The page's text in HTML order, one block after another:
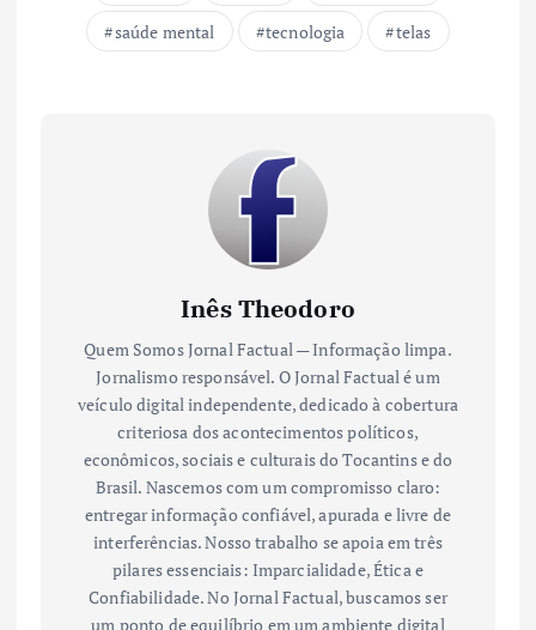
saúde mental
tecnologia telas
Inês Theodoro
Quem Somos Jornal Factual — Informação limpa.
Jornalismo responsável. O Jornal Factual é um
veículo digital independente, dedicado à cobertura
criteriosa dos acontecimentos políticos,
econômicos, sociais e culturais do Tocantins e do
Brasil. Nascemos com um compromisso claro:
entregar informação confiável, apurada e livre de
interferências. Nosso trabalho se apoia em três
pilares essenciais: Imparcialidade, Ética e
Confiabilidade. No Jornal Factual, buscamos ser
um ponto de equilíbrio em um ambiente digital